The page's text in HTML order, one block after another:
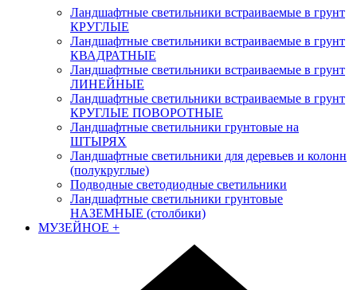
Ландшафтные светильники встраиваемые в грунт
КРУГЛЫЕ
Ландшафтные светильники встраиваемые в грунт
КВАДРАТНЫЕ
Ландшафтные светильники встраиваемые в грунт
ЛИНЕЙНЫЕ
Ландшафтные светильники встраиваемые в грунт
КРУГЛЫЕ ПОВОРОТНЫЕ
Ландшафтные светильники грунтовые на
ШТЫРЯХ
Ландшафтные светильники для деревьев и колонн
(полукруглые)
Подводные светодиодные светильники
Ландшафтные светильники грунтовые
НАЗЕМНЫЕ (столбики)
МУЗЕЙНОЕ +